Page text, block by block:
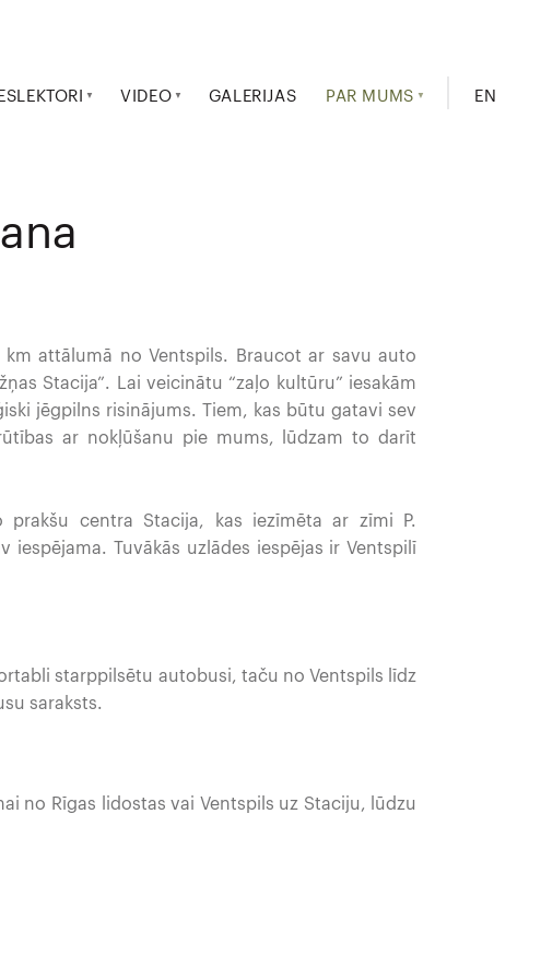
EN
VIDEO GALERIJAS PAR MUMS
attālumā no Ventspils. Braucot ar savu auto
Stacija”. Lai veicinātu “zaļo kultūru” iesakām
jēgpilns risinājums. Tiem, kas būtu gatavi sev
ar nokļūšanu pie mums, lūdzam to darīt
centra Stacija, kas iezīmēta ar zīmi P.
Tuvākās uzlādes iespējas ir Ventspilī
starppilsētu autobusi, taču no Ventspils līdz
saraksts.
no Rīgas lidostas vai Ventspils uz Staciju, lūdzu